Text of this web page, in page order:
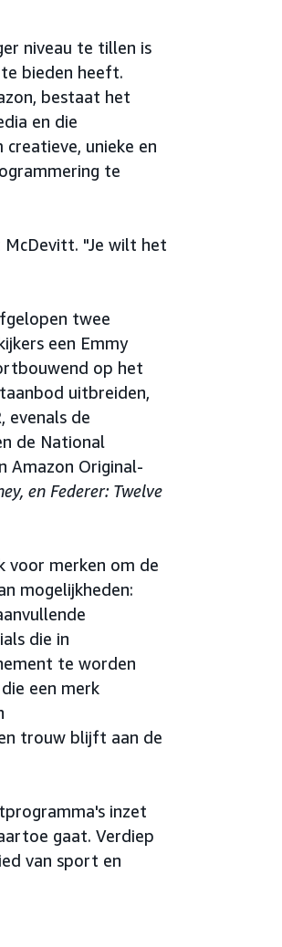
niveau te tillen is
bieden heeft.
bestaat het
en die
unieke en
te
McDevitt. "Je wilt het
twee
een Emmy
op het
uitbreiden,
evenals de
de National
Amazon Original-
en Federer: Twelve
voor merken om de
mogelijkheden:
die in
te worden
een merk
trouw blijft aan de
inzet
gaat. Verdiep
van sport en